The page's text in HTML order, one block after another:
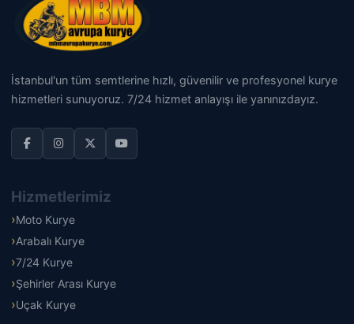
İstanbul'un tüm semtlerine hızlı, güvenilir ve profesyonel kurye
hizmetleri sunuyoruz. 7/24 hizmet anlayışı ile yanınızdayız.
Hizmetlerimiz
Moto Kurye
Arabalı Kurye
7/24 Kurye
Şehirler Arası Kurye
Uçak Kurye